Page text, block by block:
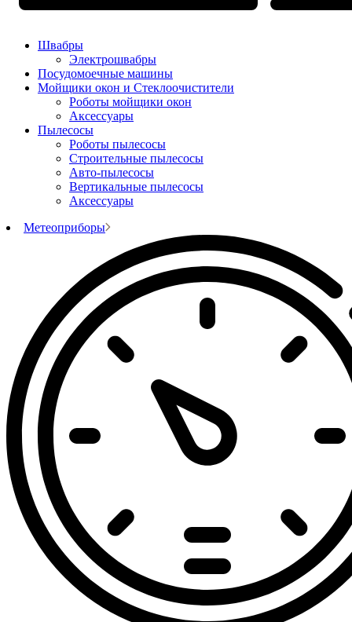
Швабры
Электрошвабры
Посудомоечные машины
Мойщики окон и Стеклоочистители
Роботы мойщики окон
Аксессуары
Пылесосы
Роботы пылесосы
Строительные пылесосы
Авто-пылесосы
Вертикальные пылесосы
Аксессуары
Метеоприборы